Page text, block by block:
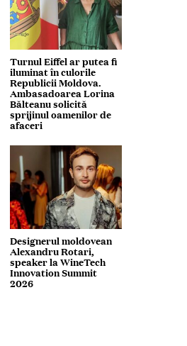
Turnul Eiffel ar putea fi
iluminat în culorile
Republicii Moldova.
Ambasadoarea Lorina
Bălteanu solicită
sprijinul oamenilor de
afaceri
Designerul moldovean
Alexandru Rotari,
speaker la WineTech
Innovation Summit
2026